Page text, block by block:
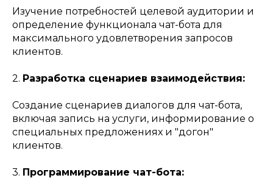
Изучение потребностей целевой аудитории и
определение функционала чат-бота для
максимального удовлетворения запросов
клиентов.
2. Разработка сценариев взаимодействия:
Создание сценариев диалогов для чат-бота,
включая запись на услуги, информирование о
специальных предложениях и "догон"
клиентов.
3. Программирование чат-бота: